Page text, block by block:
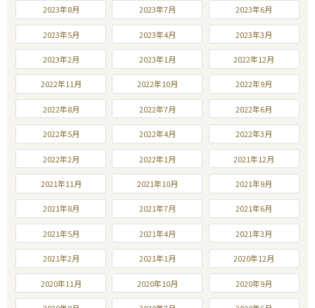
2023年8月 2023年7月 2023年6月
2023年5月 2023年4月 2023年3月
2023年2月 2023年1月 2022年12月
2022年11月 2022年10月 2022年9月
2022年8月 2022年7月 2022年6月
2022年5月 2022年4月 2022年3月
2022年2月 2022年1月 2021年12月
2021年11月 2021年10月 2021年9月
2021年8月 2021年7月 2021年6月
2021年5月 2021年4月 2021年3月
2021年2月 2021年1月 2020年12月
2020年11月 2020年10月 2020年9月